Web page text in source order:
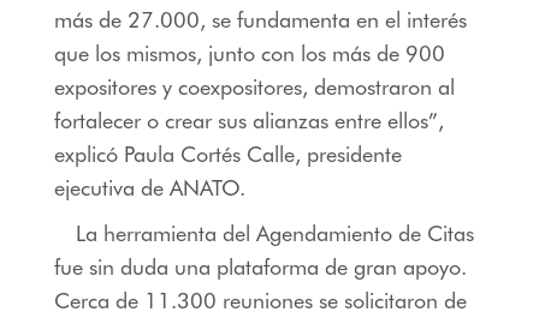
más de 27.000, se fundamenta en el interés
que los mismos, junto con los más de 900
expositores y coexpositores, demostraron al
fortalecer o crear sus alianzas entre ellos”,
explicó Paula Cortés Calle, presidente
ejecutiva de ANATO.
La herramienta del Agendamiento de Citas
fue sin duda una plataforma de gran apoyo.
Cerca de 11.300 reuniones se solicitaron de